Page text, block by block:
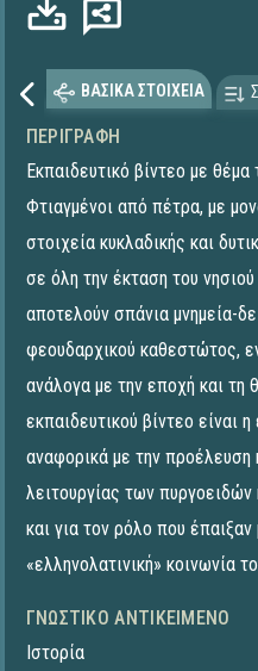
ΒΑΣΙΚΑ ΣΤΟΙΧΕΙΑ
ΠΕΡΙΓΡΑΦΉ
Εκπαιδευτικό βίντεο με
Φτιαγμένοι από πέτρα, με
στοιχεία κυκλαδικής και
σε όλη την έκταση του
αποτελούν σπάνια μνημεία-
φεουδαρχικού καθεστώτος,
ανάλογα με την εποχή και τη
εκπαιδευτικού βίντεο είναι
αναφορικά µε την προέλευση
λειτουργίας των
και για τον ρόλο που
«ελληνολατινική» κοινωνία
ΓΝΩΣΤΙΚΌ ΑΝΤΙΚΕΊΜΕΝΟ
Ιστορία